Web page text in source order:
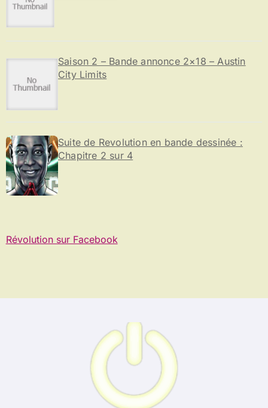
Saison 2 – Bande annonce 2×18 – Austin
City Limits
Suite de Revolution en bande dessinée :
Chapitre 2 sur 4
Révolution sur Facebook